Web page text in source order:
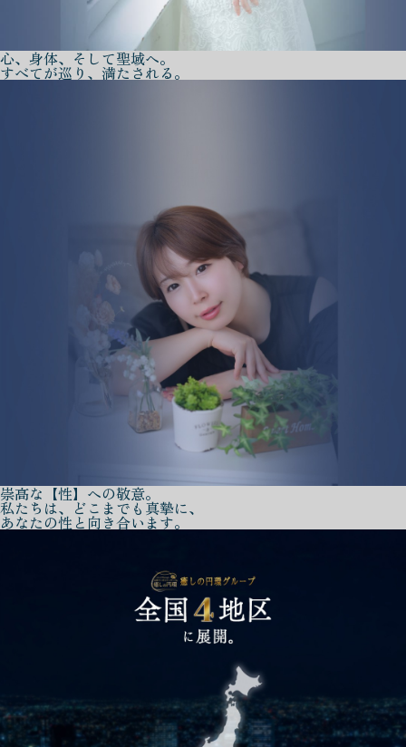
心、身体、そして聖域へ。
すべてが巡り、満たされる。
崇高な【性】への敬意。
私たちは、どこまでも真摯に、
あなたの性と向き合います。